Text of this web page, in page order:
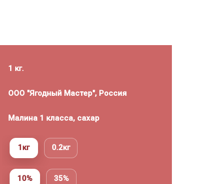
1 кг.
ООО "Ягодный Мастер", Россия
Малина 1 класса, сахар
1кг 0.2кг
10% 35%